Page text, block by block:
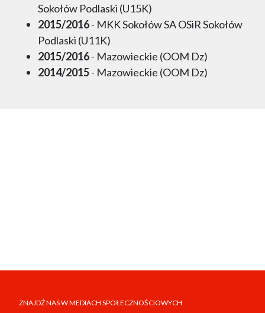
Sokołów Podlaski (U15K)
2015/2016- MKK Sokołów SA OSiR Sokołów
Podlaski (U11K)
2015/2016- Mazowieckie (OOM Dz)
2014/2015- Mazowieckie (OOM Dz)
ZNAJDŹ NAS W MEDIACH SPOŁECZNOŚCIOWYCH